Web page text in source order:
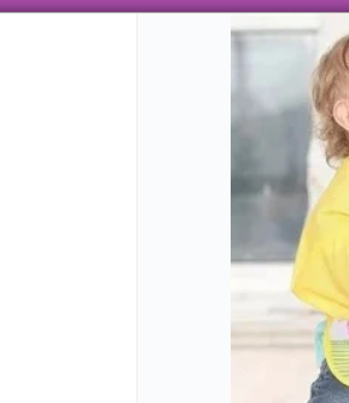
TRABAJANDO CON ENVÍOS A TODO EL PAÍS,
CÓMO